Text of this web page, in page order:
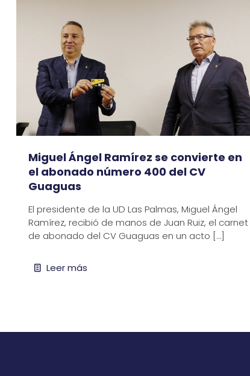
Miguel Ángel Ramírez se convierte en
el abonado número 400 del CV
Guaguas
El presidente de la UD Las Palmas, Miguel Ángel
Ramírez, recibió de manos de Juan Ruiz, el carnet
de abonado del CV Guaguas en un acto […]
Leer más